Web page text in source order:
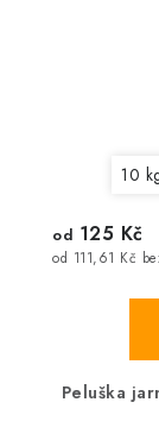
10
od 111,61 Kč
od 125 Kč
Peluška